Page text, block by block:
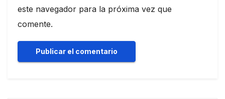
este navegador para la próxima vez que
comente.